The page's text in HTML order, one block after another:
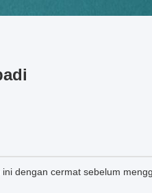
dengan cermat sebelum